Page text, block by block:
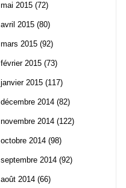
mai 2015 (72)
avril 2015 (80)
mars 2015 (92)
février 2015 (73)
janvier 2015 (117)
décembre 2014 (82)
novembre 2014 (122)
octobre 2014 (98)
septembre 2014 (92)
août 2014 (66)